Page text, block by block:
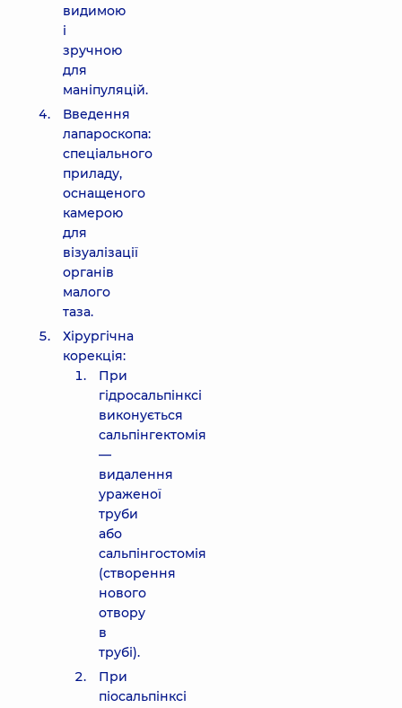
видимою
і
зручною
для
маніпуляцій.
Введення
лапароскопа:
спеціального
приладу,
оснащеного
камерою
для
візуалізації
органів
малого
таза.
Хірургічна
корекція:
При
гідросальпінксі
виконується
сальпінгектомія
—
видалення
ураженої
труби
або
сальпінгостомія
(створення
нового
отвору
в
трубі).
При
піосальпінксі